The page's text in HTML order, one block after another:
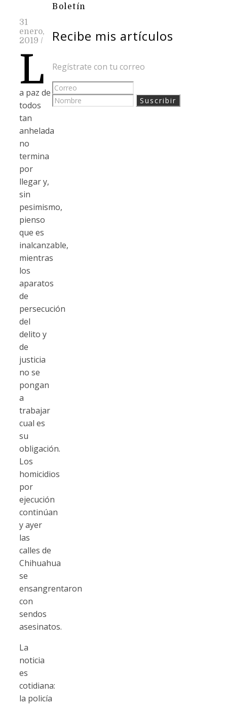
31
enero,
2019 /
L
a paz de
todos
tan
anhelada
no
termina
por
llegar y,
sin
pesimismo,
pienso
que es
inalcanzable,
mientras
los
aparatos
de
persecución
del
delito y
de
justicia
no se
pongan
a
trabajar
cual es
su
obligación.
Los
homicidios
por
ejecución
continúan
y ayer
las
calles de
Chihuahua
se
ensangrentaron
con
sendos
asesinatos.
La
noticia
es
cotidiana:
la policía
Boletín
Recibe mis artículos
Regístrate con tu correo